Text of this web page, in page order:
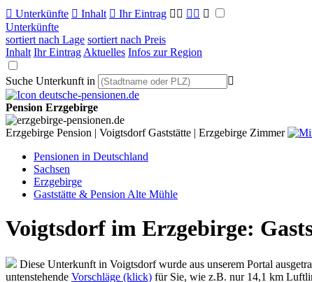
 Unterkünfte  Inhalt  Ihr Eintrag   
Unterkünfte
sortiert nach Lage sortiert nach Preis
Inhalt Ihr Eintrag Aktuelles Infos zur Region
Suche Unterkunft in 
Pension Erzgebirge
Erzgebirge Pension | Voigtsdorf Gaststätte | Erzgebirge Zimmer
Pensionen in Deutschland
Sachsen
Erzgebirge
Gaststätte & Pension Alte Mühle
Voigtsdorf im Erzgebirge:
Diese Unterkunft in Voigtsdorf wurde aus unserem Portal
untenstehende Vorschläge (klick) für Sie, wie z.B. nur 14,1 km